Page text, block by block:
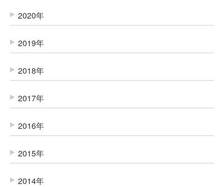
2020年
2019年
2018年
2017年
2016年
2015年
2014年